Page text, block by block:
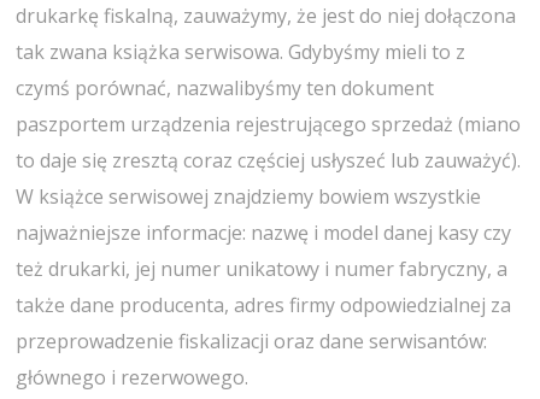
drukarkę fiskalną, zauważymy, że jest do niej dołączona
tak zwana książka serwisowa. Gdybyśmy mieli to z
czymś porównać, nazwalibyśmy ten dokument
paszportem urządzenia rejestrującego sprzedaż (miano
to daje się zresztą coraz częściej usłyszeć lub zauważyć).
W książce serwisowej znajdziemy bowiem wszystkie
najważniejsze informacje: nazwę i model danej kasy czy
też drukarki, jej numer unikatowy i numer fabryczny, a
także dane producenta, adres firmy odpowiedzialnej za
przeprowadzenie fiskalizacji oraz dane serwisantów:
głównego i rezerwowego.